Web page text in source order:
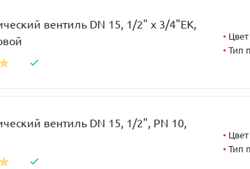
вентиль DN 15, 1/2" х 3/4"EK,
•
• Тип
вентиль DN 15, 1/2", PN 10,
•
• Тип